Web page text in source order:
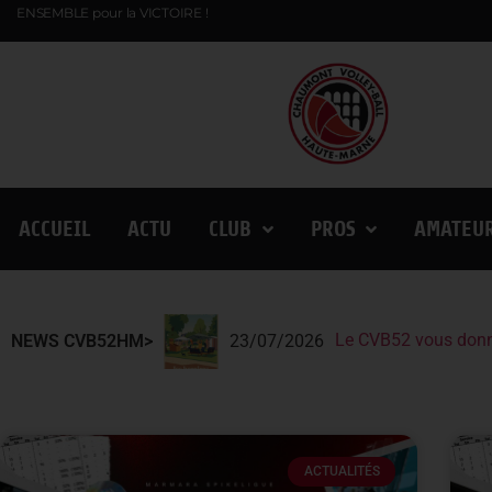
ENSEMBLE pour la VICTOIRE !
ACCUEIL ACTU CLUB PROS
NEWS CVB52HM> 23/07/2026 Le CVB52 vous
Le CVB52 présent
Lindqvist et la
ACTUALITÉS